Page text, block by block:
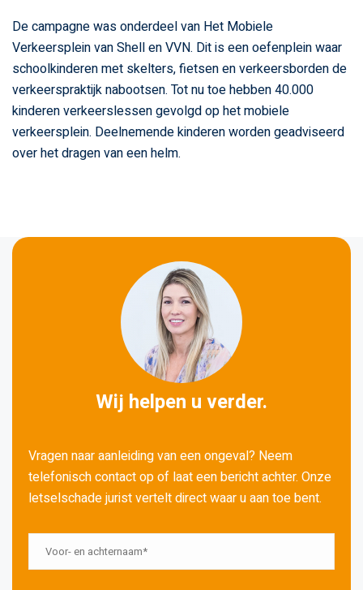
De campagne was onderdeel van Het Mobiele
Verkeersplein van Shell en VVN. Dit is een oefenplein waar
schoolkinderen met skelters, fietsen en verkeersborden de
verkeerspraktijk nabootsen. Tot nu toe hebben 40.000
kinderen verkeerslessen gevolgd op het mobiele
verkeersplein. Deelnemende kinderen worden geadviseerd
over het dragen van een helm.
Wij helpen u verder.
Vragen naar aanleiding van een ongeval? Neem
telefonisch contact op of laat een bericht achter. Onze
letselschade jurist vertelt direct waar u aan toe bent.